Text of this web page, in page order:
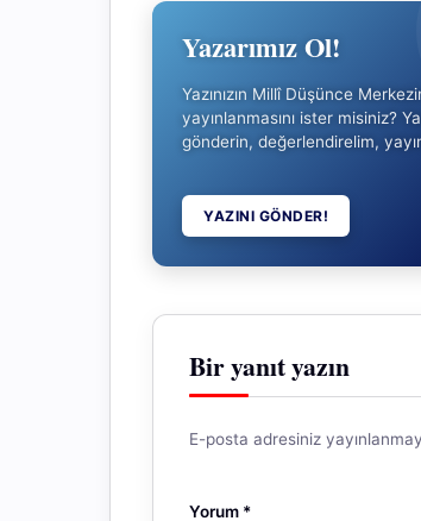
Yazarımız Ol!
Yazınızın Millî Düşünce
yayınlanmasını ister misiniz?
gönderin, değerlendirelim,
YAZINI GÖNDER!
Bir yanıt yazın
E-posta adresiniz
Yorum *